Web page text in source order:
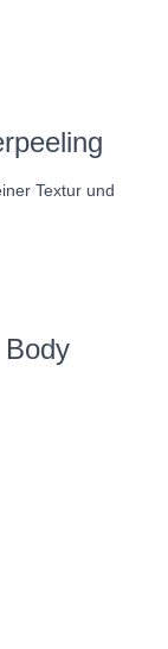
Textur und